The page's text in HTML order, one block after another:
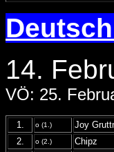
14.
VÖ: 25.
1. o (1.) Joy
2.
o (2.) Chipz